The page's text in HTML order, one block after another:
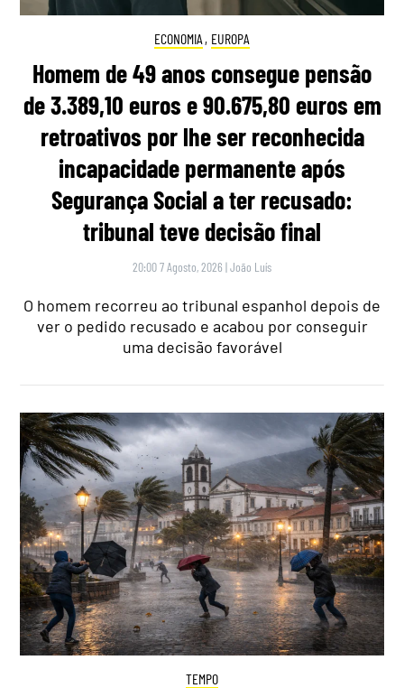
ECONOMIA , EUROPA
Homem de 49 anos consegue pensão
de 3.389,10 euros e 90.675,80 euros em
retroativos por lhe ser reconhecida
incapacidade permanente após
Segurança Social a ter recusado:
tribunal teve decisão final
20:00 7 Agosto, 2026 |João Luís
O homem recorreu ao tribunal espanhol depois de
ver o pedido recusado e acabou por conseguir
uma decisão favorável
TEMPO